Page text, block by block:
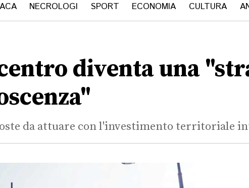
NECROLOGI SPORT ECONOMIA CULTURA
diventa una
da attuare con l'investimento territoriale